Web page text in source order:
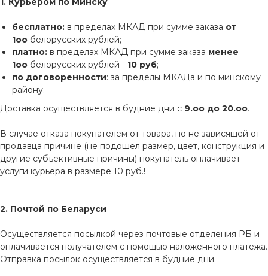
бесплатно: в пределах МКАД при сумме заказа от
1оо белорусских рублей;
платно: в пределах МКАД при сумме заказа менее
1оо белорусских рублей - 10 руб;
по договоренности: за пределы МКАДа и по минскому
району.
Доставка осуществляется в будние дни с 9.оо до 20.оо.
В случае отказа покупателем от товара, по не зависящей от
продавца причине (не подошел размер, цвет, конструкция и
другие субъективные причины) покупатель оплачивает
услуги курьера в размере 10 руб.!
2. Почтой по Беларуси
Осуществляется посылкой через почтовые отделения РБ и
оплачивается получателем с помощью наложенного платежа.
Отправка посылок осуществляется в будние дни.